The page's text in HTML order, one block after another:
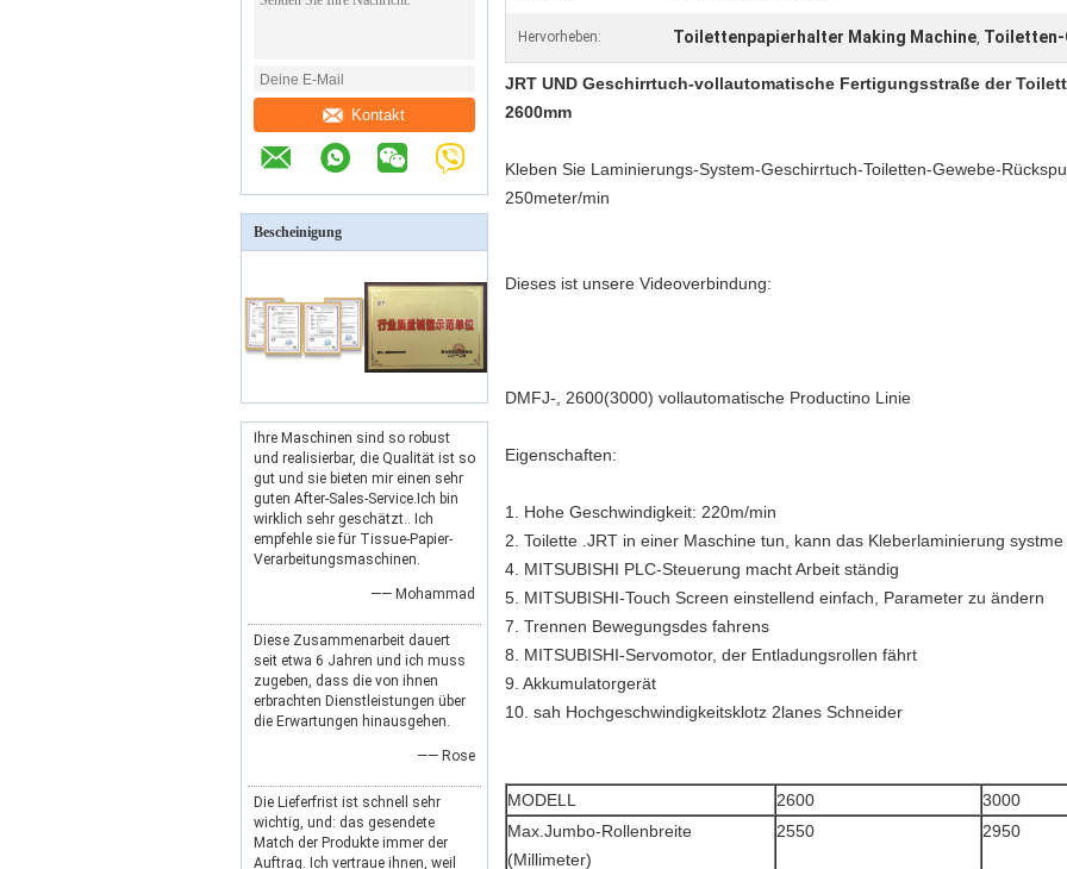
Kontakt
Bescheinigung
Ihre Maschinen sind so robust
und realisierbar, die Qualität ist so
gut und sie bieten mir einen sehr
guten After-Sales-Service.Ich bin
wirklich sehr geschätzt.. Ich
empfehle sie für Tissue-Papier-
Verarbeitungsmaschinen.
—— Mohammad
Diese Zusammenarbeit dauert
seit etwa 6 Jahren und ich muss
zugeben, dass die von ihnen
erbrachten Dienstleistungen über
die Erwartungen hinausgehen.
—— Rose
Die Lieferfrist ist schnell sehr
wichtig, und: das gesendete
Match der Produkte immer der
Auftrag. Ich vertraue ihnen, weil
Hervorheben: Toilettenpapierhalter Making Machine, Toiletten-
JRT UND Geschirrtuch-vollautomatische Fertigungsstraße der
2600mm
Kleben Sie Laminierungs-System-Geschirrtuch-Toiletten-Gewebe-
250meter/min
Dieses ist unsere Videoverbindung:
DMFJ-, 2600(3000) vollautomatische Productino Linie
Eigenschaften:
1. Hohe Geschwindigkeit: 220m/min
2. Toilette .JRT in einer Maschine tun, kann das Kleberlaminierung
4. MITSUBISHI PLC-Steuerung macht Arbeit ständig
5. MITSUBISHI-Touch Screen einstellend einfach, Parameter zu ändern
7. Trennen Bewegungsdes fahrens
8. MITSUBISHI-Servomotor, der Entladungsrollen fährt
9. Akkumulatorgerät
10. sah Hochgeschwindigkeitsklotz 2lanes Schneider
MODELL 2600
3000
Max.Jumbo-Rollenbreite
(Millimeter)
2550 2950